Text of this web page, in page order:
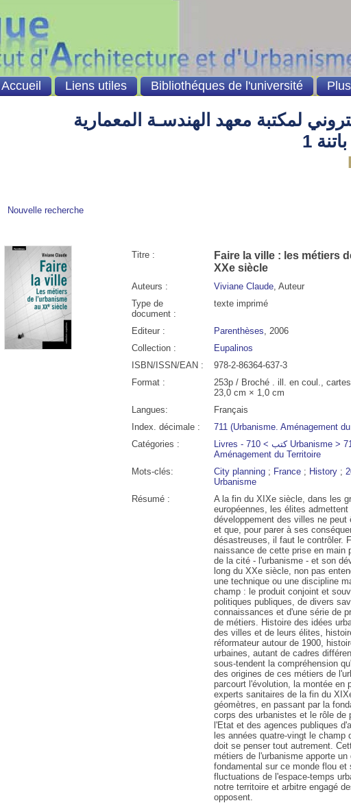
لمكتبة معهد الهندسـة المعمارية
1
Nouvelle recherche
Titre :
Faire la ville : les métiers
XXe siècle
Auteurs : Viviane Claude, Auteur
Type de
document :
texte imprimé
Editeur : Parenthèses, 2006
Collection :
Eupalinos
ISBN/ISSN/EAN :
978-2-86364-637-3
Format :
253p / Broché . ill. en coul.,
23,0 cm × 1,0 cm
Langues:
Français
Index. décimale :
711 (Urbanisme. Aménagement
Catégories :
Livres - كتب > 710 Urbanisme > 711 Urbanisme,
Aménagement du Territoire
Mots-clés:
City planning ; France ; History ;
Urbanisme
Résumé :
A la fin du XIXe siècle, dans les
européennes, les élites admettent
développement des villes ne peut
et que, pour parer à ses
désastreuses, il faut le contrôler.
naissance de cette prise en main
de la cité - l'urbanisme - et son
long du XXe siècle, non pas
une technique ou une discipline
champ : le produit conjoint et
politiques publiques, de divers
connaissances et d'une série de
de métiers. Histoire des idées
des villes et de leurs élites,
réformateur autour de 1900,
urbaines, autant de cadres
sous-tendent la compréhension
des origines de ces métiers de
parcourt l'évolution, la montée en
experts sanitaires de la fin du
géomètres, en passant par la
corps des urbanistes et le rôle de
l'Etat et des agences publiques
les années quatre-vingt le champ
doit se penser tout autrement.
métiers de l'urbanisme apporte un
fondamental sur ce monde flou et
fluctuations de l'espace-temps
notre territoire et arbitre engagé
opposent.
Accueil Liens utiles Bibliothéques de l'université
11:00 12:00 13:00
32°C
14:00
32°C
15:00
33°C